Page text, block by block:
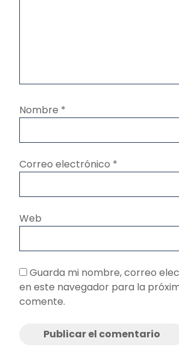
Nombre *
Correo electrónico *
Web
Guarda mi nombre, correo
en este navegador para la
comente.